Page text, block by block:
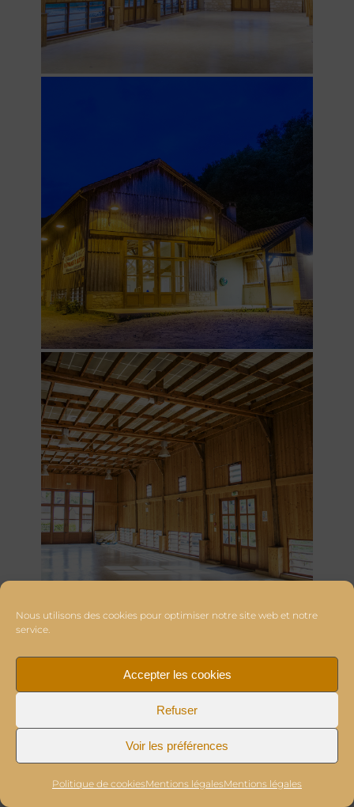
Nous utilisons des cookies pour optimiser notre site web et notre
service.
Accepter les cookies
Refuser
Voir les préférences
Politique de cookiesMentions légalesMentions légales